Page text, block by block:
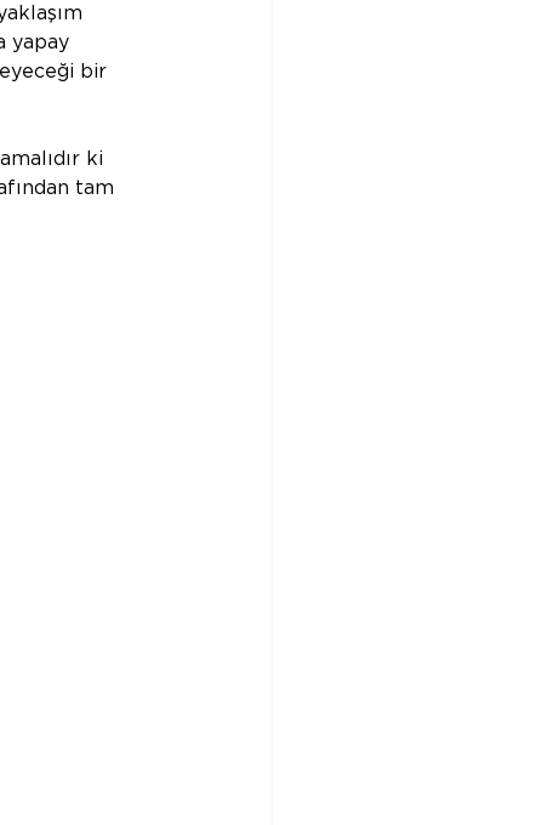
yapay
bir
ki
tam